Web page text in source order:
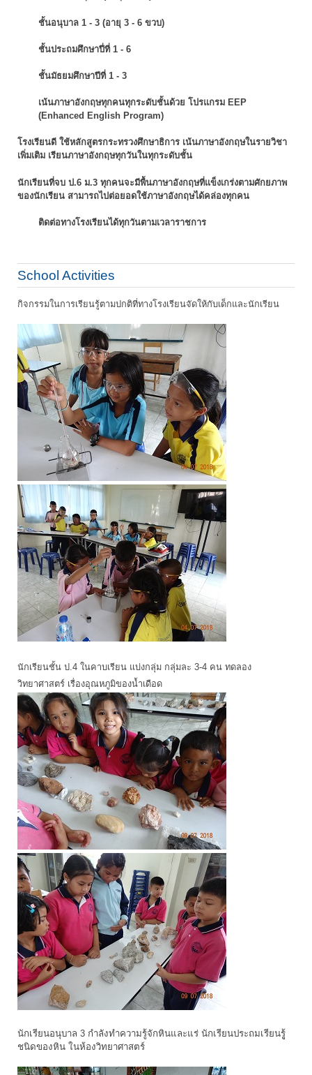
ชั้นอนุบาล 1 - 3 (อายุ 3 - 6 ขวบ)
ชั้นประถมศึกษาปี่ที่ 1 - 6
ชั้นมัธยมศึกษาปีที่ 1 - 3
เน้นภาษาอังกฤษทุกคนทุกระดับชั้นด้วย โปรแกรม EEP
(Enhanced English Program)
โรงเรียนดี ใช้หลักสูตรกระทรวงศึกษาธิการ เน้นภาษาอังกฤษในรายวิชา
เพิ่มเติม เรียนภาษาอังกฤษทุกวันในทุกระดับชั้น
นักเรียนที่จบ ป.6 ม.3 ทุกคนจะมีพื้นภาษาอังกฤษที่แข็งเกร่งตามศักยภาพ
ของนักเรียน สามารถไปต่อยอดใช้ภาษาอังกฤษได้คล่องทุกคน
ติดต่อทางโรงเรียนได้ทุกวันตามเวลาราชการ
School Activities
กิจกรรมในการเรียนรู้ตามปกติที่ทางโรงเรียนจัดให้กับเด็กและนักเรียน
นักเรียนชั้น ป.4 ในคาบเรียน แบ่งกลุ่ม กลุ่มละ 3-4 คน ทดลอง
วิทยาศาสตร์ เรื่องอุณหภูมิของน้ำเดือด
นักเรียนอนุบาล 3 กำลังทำความรู้จักหินและแร่ นักเรียนประถมเรียนรูู้
ชนิดของหิน ในห้องวิทยาศาสตร์